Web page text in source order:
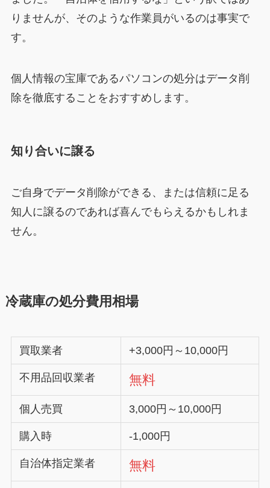
りませんが、そのような作業員がいるのは事実で
す。
個人情報の宝庫であるパソコンの処分はデータ削
除を徹底することをおすすめします。
知り合いに譲る
ご自身でデータ削除ができる、または信頼に足る
知人に譲るのであれば喜んでもらえるかもしれま
せん。
冷蔵庫の処分費用相場
買取業者 +3,000円～10,000円
不用品回収業者 無料
個人売買 3,000円～10,000円
購入時 -1,000円
自治体指定業者 無料